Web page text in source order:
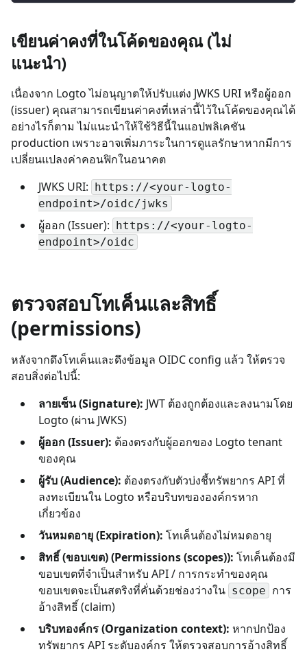
เขียนค่าคงที่ในโค้ดของคุณ (ไม่
แนะนำ)
เนื่องจาก Logto ไม่อนุญาตให้ปรับแต่ง JWKS URI หรือผู้ออก
(issuer) คุณสามารถเขียนค่าคงที่เหล่านี้ไว้ในโค้ดของคุณได้
อย่างไรก็ตาม ไม่แนะนำให้ใช้วิธีนี้ในแอปพลิเคชัน
production เพราะอาจเพิ่มภาระในการดูแลรักษาหากมีการ
เปลี่ยนแปลงค่าคอนฟิกในอนาคต
JWKS URI:
https://<your-logto-
endpoint>/oidc/jwks
ผู้ออก (Issuer):
https://<your-logto-
endpoint>/oidc
ตรวจสอบโทเค็นและสิทธิ์
(permissions)
หลังจากดึงโทเค็นและดึงข้อมูล OIDC config แล้ว ให้ตรวจ
สอบสิ่งต่อไปนี้:
ลายเซ็น (Signature): JWT ต้องถูกต้องและลงนามโดย
Logto (ผ่าน JWKS)
ผู้ออก (Issuer): ต้องตรงกับผู้ออกของ Logto tenant
ของคุณ
ผู้รับ (Audience): ต้องตรงกับตัวบ่งชี้ทรัพยากร API ที่
ลงทะเบียนใน Logto หรือบริบทขององค์กรหาก
เกี่ยวข้อง
วันหมดอายุ (Expiration): โทเค็นต้องไม่หมดอายุ
สิทธิ์ (ขอบเขต) (Permissions (scopes)): โทเค็นต้องมี
ขอบเขตที่จำเป็นสำหรับ API / การกระทำของคุณ
ขอบเขตจะเป็นสตริงที่คั่นด้วยช่องว่างใน scope การ
อ้างสิทธิ์ (claim)
บริบทองค์กร (Organization context): หากปกป้อง
ทรัพยากร API ระดับองค์กร ให้ตรวจสอบการอ้างสิทธิ์